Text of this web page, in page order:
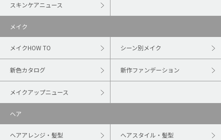
スキンケアニュース
メイク
メイクHOW TO シーン別メイク
新色カタログ 新作ファンデーション
メイクアップニュース
ヘア
ヘアアレンジ・髪型 ヘアスタイル・髪型